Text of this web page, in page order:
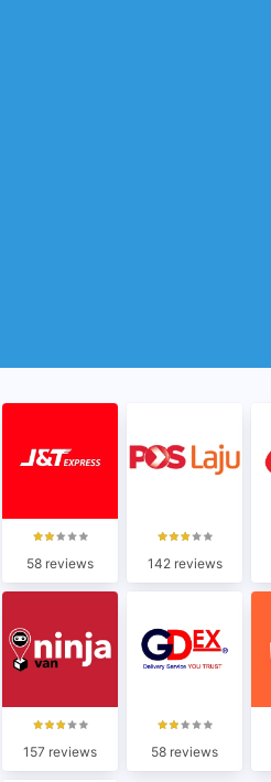
58 reviews 142 reviews
157 reviews 58 reviews